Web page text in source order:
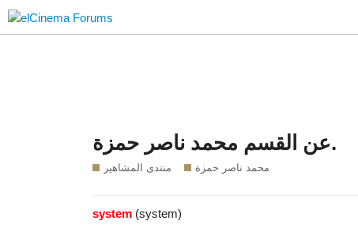
عن القسم محمد ناصر حمزة.
منتدى المشاهير محمد ناصر حمزة
system (system)